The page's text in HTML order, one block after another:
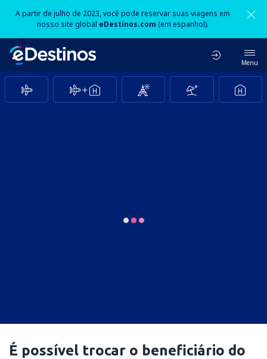
A partir de julho de 2023, você pode reservar suas viagens em
nosso site global eDestinos.com (em espanhol).
Menu
É possível trocar o beneficiário do